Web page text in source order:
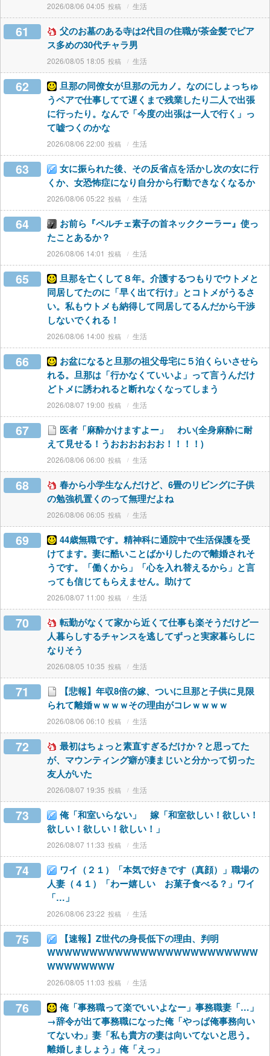
2026/08/06 04:05 生活
61
父のお墓のある寺は2代目の住職が茶金髪でピア
ス多めの30代チャラ男
2026/08/05 18:05 生活
62
旦那の同僚女が旦那の元カノ。なのにしょっちゅ
うペアで仕事してて遅くまで残業したり二人で出張
に行ったり。なんで「今度の出張は一人で行く」っ
て嘘つくのかな
2026/08/06 22:00 生活
63
女に振られた後、その反省点を活かし次の女に行
くか、女恐怖症になり自分から行動できなくなるか
2026/08/06 05:22 生活
64
お前ら『ペルチェ素子の首ネッククーラー』使っ
たことあるか？
2026/08/06 14:01 生活
65
旦那を亡くして８年。介護するつもりでウトメと
同居してたのに「早く出て行け」とコトメがうるさ
い。私もウトメも納得して同居してるんだから干渉
しないでくれる！
2026/08/06 14:00 生活
66
お盆になると旦那の祖父母宅に５泊くらいさせら
れる。旦那は「行かなくていいよ」って言うんだけ
どトメに誘われると断れなくなってしまう
2026/08/07 19:00 生活
67
医者「麻酔かけますよー」 わい(全身麻酔に耐
えて見せる！うおおおおおお！！！！)
2026/08/06 06:00 生活
68
春から小学生なんだけど、6畳のリビングに子供
の勉強机置くのって無理だよね
2026/08/06 06:05 生活
69
44歳無職です。精神科に通院中で生活保護を受
けてます。妻に酷いことばかりしたので離婚されそ
うです。「働くから」「心を入れ替えるから」と言
っても信じてもらえません。助けて
2026/08/07 11:00 生活
70
転勤がなくて家から近くて仕事も楽そうだけど一
人暮らしするチャンスを逃してずっと実家暮らしに
なりそう
2026/08/05 10:35 生活
71
【悲報】年収8倍の嫁、ついに旦那と子供に見限
られて離婚ｗｗｗｗその理由がコレｗｗｗｗ
2026/08/06 06:10 生活
72
最初はちょっと素直すぎるだけか？と思ってた
が、マウンティング癖が凄まじいと分かって切った
友人がいた
2026/08/07 19:35 生活
73
俺「和室いらない」 嫁「和室欲しい！欲しい！
欲しい！欲しい！欲しい！」
2026/08/07 11:33 生活
74
ワイ（２１）「本気で好きです（真顔）」職場の
人妻（４１）「わー嬉しい お菓子食べる？」ワイ
「…」
2026/08/06 23:22 生活
75
【速報】Z世代の身長低下の理由、判明
WWWWWWWWWWWWWWWWWWWWWWWWW
WWWWWWWW
2026/08/05 11:03 生活
76
俺「事務職って楽でいいよなー」事務職妻「…」
→辞令が出て事務職になった俺「やっぱ俺事務向い
てないわ」妻「私も貴方の妻は向いてないと思う。
離婚しましょう」俺「えっ」